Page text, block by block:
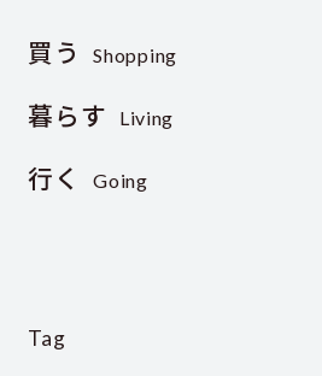
買う Shopping
暮らす Living
行く Going
Tag